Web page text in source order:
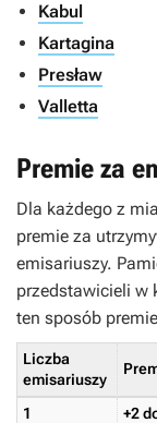
Kabul
Kartagina
Presław
Valletta
Premie za
Dla każdego z
premie za
emisariuszy.
przedstawicieli w
ten sposób
Liczba
emisariuszy
1 +2